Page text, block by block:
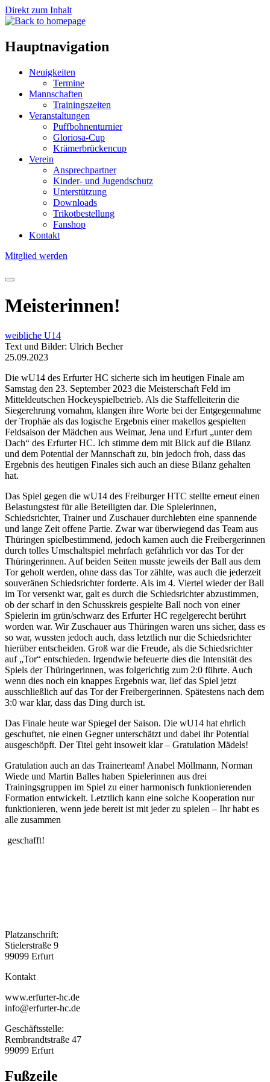
Direkt zum Inhalt
Hauptnavigation
Neuigkeiten
Termine
Mannschaften
Trainingszeiten
Veranstaltungen
Puffbohnenturnier
Gloriosa-Cup
Krämerbrückencup
Verein
Ansprechpartner
Kinder- und Jugendschutz
Unterstützung
Downloads
Trikotbestellung
Fanshop
Kontakt
Mitglied werden
Meisterinnen!
weibliche U14
Text und Bilder: Ulrich Becher
25.09.2023
Die wU14 des Erfurter HC sicherte sich im heutigen Finale am
Samstag den 23. September 2023 die Meisterschaft Feld im
Mitteldeutschen Hockeyspielbetrieb. Als die Staffelleiterin die
Siegerehrung vornahm, klangen ihre Worte bei der Entgegennahme
der Trophäe als das logische Ergebnis einer makellos gespielten
Feldsaison der Mädchen aus Weimar, Jena und Erfurt „unter dem
Dach“ des Erfurter HC. Ich stimme dem mit Blick auf die Bilanz
und dem Potential der Mannschaft zu, bin jedoch froh, dass das
Ergebnis des heutigen Finales sich auch an diese Bilanz gehalten
hat.
Das Spiel gegen die wU14 des Freiburger HTC stellte erneut einen
Belastungstest für alle Beteiligten dar. Die Spielerinnen,
Schiedsrichter, Trainer und Zuschauer durchlebten eine spannende
und lange Zeit offene Partie. Zwar war überwiegend das Team aus
Thüringen spielbestimmend, jedoch kamen auch die Freibergerinnen
durch tolles Umschaltspiel mehrfach gefährlich vor das Tor der
Thüringerinnen. Auf beiden Seiten musste jeweils der Ball aus dem
Tor geholt werden, ohne dass das Tor zählte, was auch die jederzeit
souveränen Schiedsrichter forderte. Als im 4. Viertel wieder der Ball
im Tor versenkt war, galt es durch die Schiedsrichter abzustimmen,
ob der scharf in den Schusskreis gespielte Ball noch von einer
Spielerin im grün/schwarz des Erfurter HC regelgerecht berührt
worden war. Wir Zuschauer aus Thüringen waren uns sicher, dass es
so war, wussten jedoch auch, dass letztlich nur die Schiedsrichter
hierüber entscheiden. Groß war die Freude, als die Schiedsrichter
auf „Tor“ entschieden. Irgendwie befeuerte dies die Intensität des
Spiels der Thüringerinnen, was folgerichtig zum 2:0 führte. Auch
wenn dies noch ein knappes Ergebnis war, lief das Spiel jetzt
ausschließlich auf das Tor der Freibergerinnen. Spätestens nach dem
3:0 war klar, dass das Ding durch ist.
Das Finale heute war Spiegel der Saison. Die wU14 hat ehrlich
geschuftet, nie einen Gegner unterschätzt und dabei ihr Potential
ausgeschöpft. Der Titel geht insoweit klar – Gratulation Mädels!
Gratulation auch an das Trainerteam! Anabel Möllmann, Norman
Wiede und Martin Balles haben Spielerinnen aus drei
Trainingsgruppen im Spiel zu einer harmonisch funktionierenden
Formation entwickelt. Letztlich kann eine solche Kooperation nur
funktionieren, wenn jede bereit ist mit jeder zu spielen – Ihr habt es
alle zusammen
geschafft!
Platzanschrift:
Stielerstraße 9
99099 Erfurt
Kontakt
www.erfurter-hc.de
info@erfurter-hc.de
Geschäftsstelle:
Rembrandtstraße 47
99099 Erfurt
Fußzeile